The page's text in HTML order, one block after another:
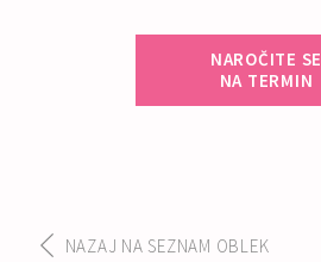
NAROČITE SE
NA TERMIN
NAZAJ NA SEZNAM OBLEK